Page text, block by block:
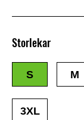
Storlekar
S M
3XL